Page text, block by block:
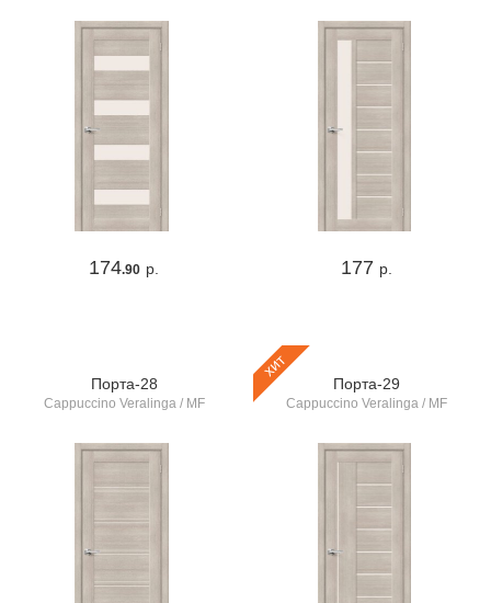
174.90 р. 177 р.
Порта-28
Cappuccino Veralinga / MF
хит
Порта-29
Cappuccino Veralinga / MF